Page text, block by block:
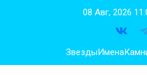
08 Авг, 2026
ЗвездыИмена